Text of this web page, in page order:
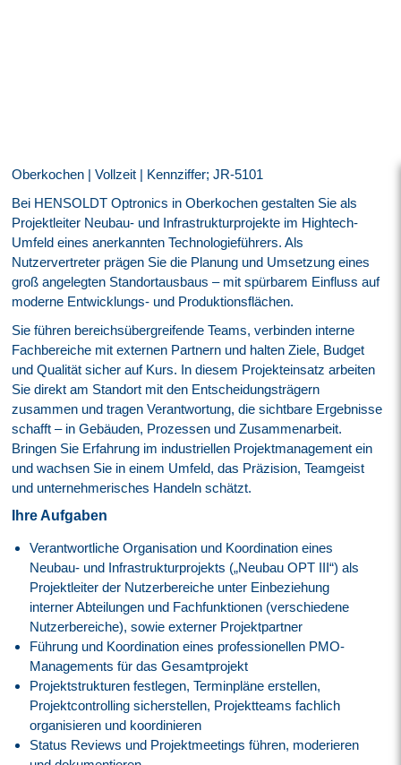
Oberkochen | Vollzeit | Kennziffer; JR-5101
Bei HENSOLDT Optronics in Oberkochen gestalten Sie als
Projektleiter Neubau- und Infrastrukturprojekte im Hightech-
Umfeld eines anerkannten Technologieführers. Als
Nutzervertreter prägen Sie die Planung und Umsetzung eines
groß angelegten Standortausbaus – mit spürbarem Einfluss auf
moderne Entwicklungs- und Produktionsflächen.
Sie führen bereichsübergreifende Teams, verbinden interne
Fachbereiche mit externen Partnern und halten Ziele, Budget
und Qualität sicher auf Kurs. In diesem Projekteinsatz arbeiten
Sie direkt am Standort mit den Entscheidungsträgern
zusammen und tragen Verantwortung, die sichtbare Ergebnisse
schafft – in Gebäuden, Prozessen und Zusammenarbeit.
Bringen Sie Erfahrung im industriellen Projektmanagement ein
und wachsen Sie in einem Umfeld, das Präzision, Teamgeist
und unternehmerisches Handeln schätzt.
Ihre Aufgaben
Verantwortliche Organisation und Koordination eines
Neubau- und Infrastrukturprojekts („Neubau OPT III“) als
Projektleiter der Nutzerbereiche unter Einbeziehung
interner Abteilungen und Fachfunktionen (verschiedene
Nutzerbereiche), sowie externer Projektpartner
Führung und Koordination eines professionellen PMO-
Managements für das Gesamtprojekt
Projektstrukturen festlegen, Terminpläne erstellen,
Projektcontrolling sicherstellen, Projektteams fachlich
organisieren und koordinieren
Status Reviews und Projektmeetings führen, moderieren